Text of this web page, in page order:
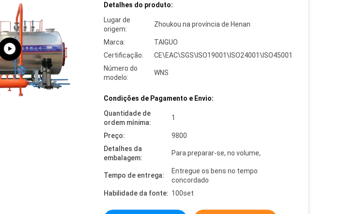
Detalhes do produto:
Lugar de
origem:
Zhoukou na província de Henan
Marca:
TAIGUO
Certificação:
CE\EAC\SGS\ISO19001\ISO24001\ISO45001
Número do
modelo:
WNS
Condições de Pagamento e Envio:
Quantidade de
ordem mínima:
1
Preço:
9800
Detalhes da
embalagem:
Para preparar-se, no volume,
Tempo de entrega:
Entregue os bens no tempo
concordado
Habilidade da fonte: 100set